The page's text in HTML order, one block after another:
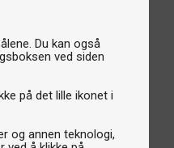
Du kan også
ved siden
på det lille ikonet i
og annen teknologi,